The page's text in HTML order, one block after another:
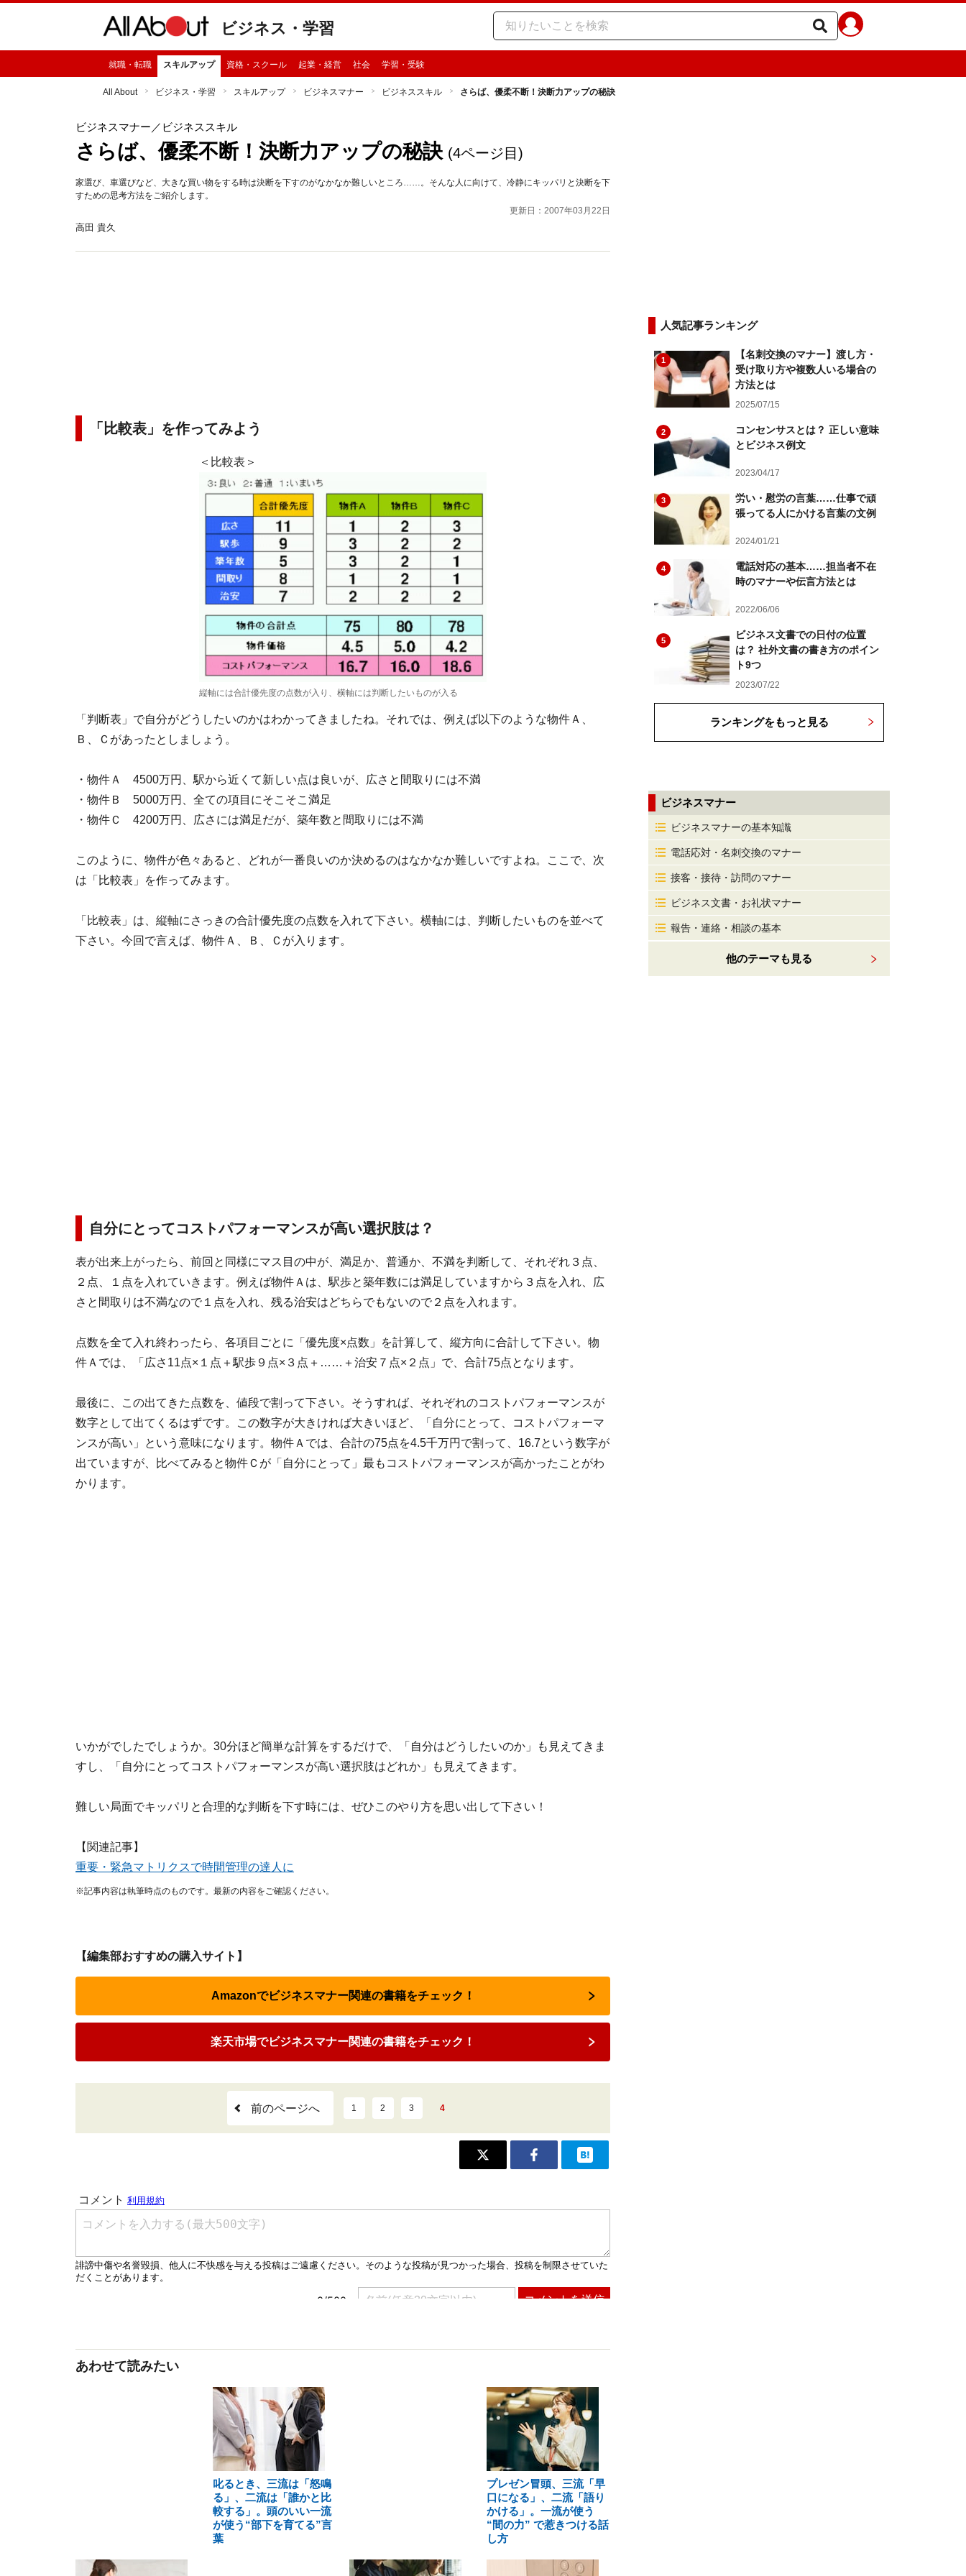
ビジネス・学習
就職・転職 スキルアップ 資格・スクール 起業・経営 社会 学習・受験
All About ビジネス・学習 スキルアップ ビジネスマナー ビジネススキル さらば、優柔不断！決断力アップの秘訣
ビジネスマナー ／ビジネススキル
さらば、優柔不断！決断力アップの秘訣 (4ページ目)
家選び、車選びなど、大きな買い物をする時は決断を下すのがなかなか難しいところ……。そんな人に向けて、冷静にキッパリと決断を下
すための思考方法をご紹介します。
更新日：2007年03月22日
高田 貴久
「比較表」を作ってみよう
＜比較表＞
縦軸には合計優先度の点数が入り、横軸には判断したいものが入る
「判断表」で自分がどうしたいのかはわかってきましたね。それでは、例えば以下のような物件Ａ、
Ｂ、Ｃがあったとしましょう。
・物件Ａ 4500万円、駅から近くて新しい点は良いが、広さと間取りには不満
・物件Ｂ 5000万円、全ての項目にそこそこ満足
・物件Ｃ 4200万円、広さには満足だが、築年数と間取りには不満
このように、物件が色々あると、どれが一番良いのか決めるのはなかなか難しいですよね。ここで、次
は「比較表」を作ってみます。
「比較表」は、縦軸にさっきの合計優先度の点数を入れて下さい。横軸には、判断したいものを並べて
下さい。今回で言えば、物件Ａ、Ｂ、Ｃが入ります。
自分にとってコストパフォーマンスが高い選択肢は？
表が出来上がったら、前回と同様にマス目の中が、満足か、普通か、不満を判断して、それぞれ３点、
２点、１点を入れていきます。例えば物件Ａは、駅歩と築年数には満足していますから３点を入れ、広
さと間取りは不満なので１点を入れ、残る治安はどちらでもないので２点を入れます。
点数を全て入れ終わったら、各項目ごとに「優先度×点数」を計算して、縦方向に合計して下さい。物
件Ａでは、「広さ11点×１点＋駅歩９点×３点＋……＋治安７点×２点」で、合計75点となります。
最後に、この出てきた点数を、値段で割って下さい。そうすれば、それぞれのコストパフォーマンスが
数字として出てくるはずです。この数字が大きければ大きいほど、「自分にとって、コストパフォーマ
ンスが高い」という意味になります。物件Ａでは、合計の75点を4.5千万円で割って、16.7という数字が
出ていますが、比べてみると物件Ｃが「自分にとって」最もコストパフォーマンスが高かったことがわ
かります。
いかがでしたでしょうか。30分ほど簡単な計算をするだけで、「自分はどうしたいのか」も見えてきま
すし、「自分にとってコストパフォーマンスが高い選択肢はどれか」も見えてきます。
難しい局面でキッパリと合理的な判断を下す時には、ぜひこのやり方を思い出して下さい！
【関連記事】
重要・緊急マトリクスで時間管理の達人に
※記事内容は執筆時点のものです。最新の内容をご確認ください。
【編集部おすすめの購入サイト】
Amazonでビジネスマナー関連の書籍をチェック！
楽天市場でビジネスマナー関連の書籍をチェック！
前のページへ 1 2 3 4
あわせて読みたい
叱るとき、三流は「怒鳴
る」、二流は「誰かと比
較する」。頭のいい一流
が使う“部下を育てる”言
葉
プレゼン冒頭、三流「早
口になる」、二流「語り
かける」。一流が使う
“間の力” で惹きつける話
し方
人気記事ランキング
1
【名刺交換のマナー】渡し方・
受け取り方や複数人いる場合の
方法とは
2025/07/15
2
コンセンサスとは？ 正しい意味
とビジネス例文
2023/04/17
3
労い・慰労の言葉……仕事で頑
張ってる人にかける言葉の文例
2024/01/21
4
電話対応の基本……担当者不在
時のマナーや伝言方法とは
2022/06/06
5
ビジネス文書での日付の位置
は？ 社外文書の書き方のポイン
ト9つ
2023/07/22
ランキングをもっと見る
ビジネスマナー
ビジネスマナーの基本知識
電話応対・名刺交換のマナー
接客・接待・訪問のマナー
ビジネス文書・お礼状マナー
報告・連絡・相談の基本
他のテーマも見る